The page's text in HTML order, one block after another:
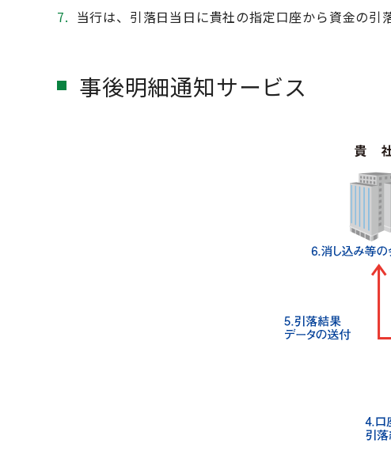
7. 当行は、引落日当日に貴社の指定口座から資金の引
事後明細通知サービス